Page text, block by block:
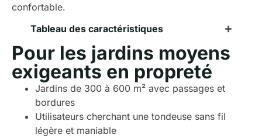
confortable.
Tableau des caractéristiques
Pour les jardins moyens
exigeants en propreté
Jardins de 300 à 600 m² avec passages et
bordures
Utilisateurs cherchant une tondeuse sans fil
légère et maniable